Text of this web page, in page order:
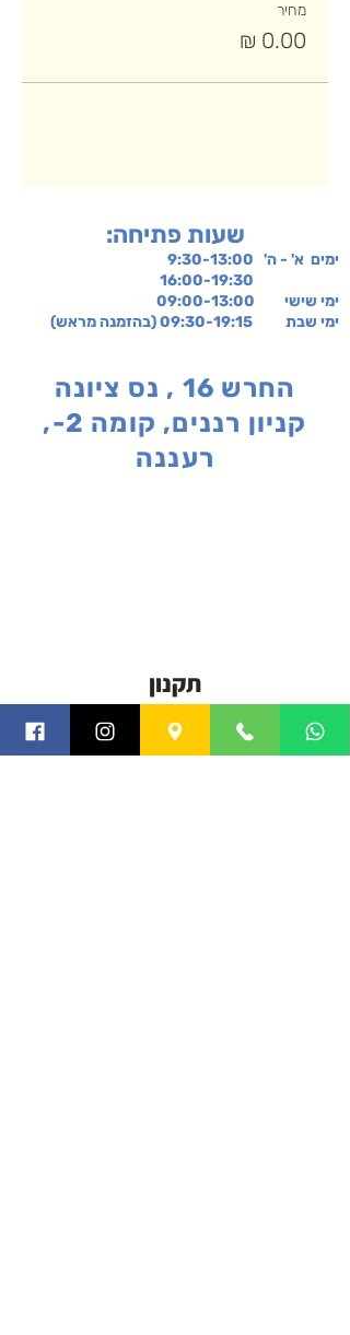
מחיר
:שעות פתיחה
ימים א' - ה' 9:30-13:00
ימי שישי 09:00-13:00
ימי שבת 09:30-19:15 (בהזמנה מראש)
החרש 16 , נס ציונה
קניון רננים, קומה 2-,
רעננה
תקנון